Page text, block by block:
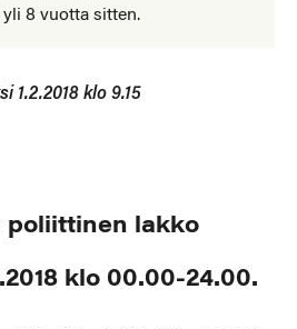
8 vuotta sitten.
1.2.2018 klo 9.15
poliittinen lakko
klo 00.00-24.00.